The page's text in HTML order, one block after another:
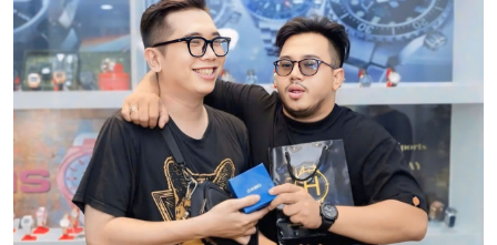
CẢM ƠN QUÝ KHÁCH ĐÃ TIN TƯỞNG VÀ ỦNG HỘ
HWATCH CHUYÊN NHẬP KHẨU và PHÂN PHỐI CÁC
LOẠI ĐỒNG HỒ CHÍNH HÃNG.
LOẠI ĐỒNG HỒ CHÍNH HÃNG.